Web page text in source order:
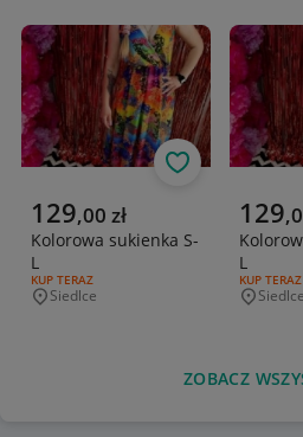
Aktualna cena
129,00 zł
Kolorowa sukienka S-
L
RODZAJ OFERTY:
KUP TERAZ
Miejscowość
Siedlce
Obserwuj
129,
L
RODZAJ
KUP TERAZ
Siedlce
ZOBACZ